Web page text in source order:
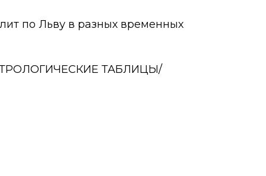
по Льву в разных временных
ТАБЛИЦЫ/